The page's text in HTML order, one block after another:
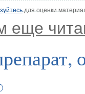
для оценки
еще